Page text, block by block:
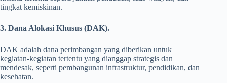
tingkat kemiskinan.
3. Dana Alokasi Khusus (DAK).
DAK adalah dana perimbangan yang diberikan untuk
kegiatan-kegiatan tertentu yang dianggap strategis dan
mendesak, seperti pembangunan infrastruktur, pendidikan, dan
kesehatan.